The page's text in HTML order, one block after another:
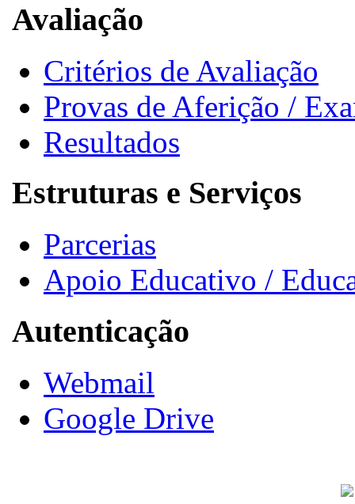
Avaliação
Critérios de Avaliação
Provas de Aferição /
Resultados
Estruturas e Serviços
Parcerias
Apoio Educativo /
Autenticação
Webmail
Google Drive